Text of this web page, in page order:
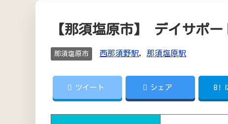
【那須塩原市】 デイサポ
那須塩原市 西那須野駅, 那須塩原駅
ツイート シェア B!